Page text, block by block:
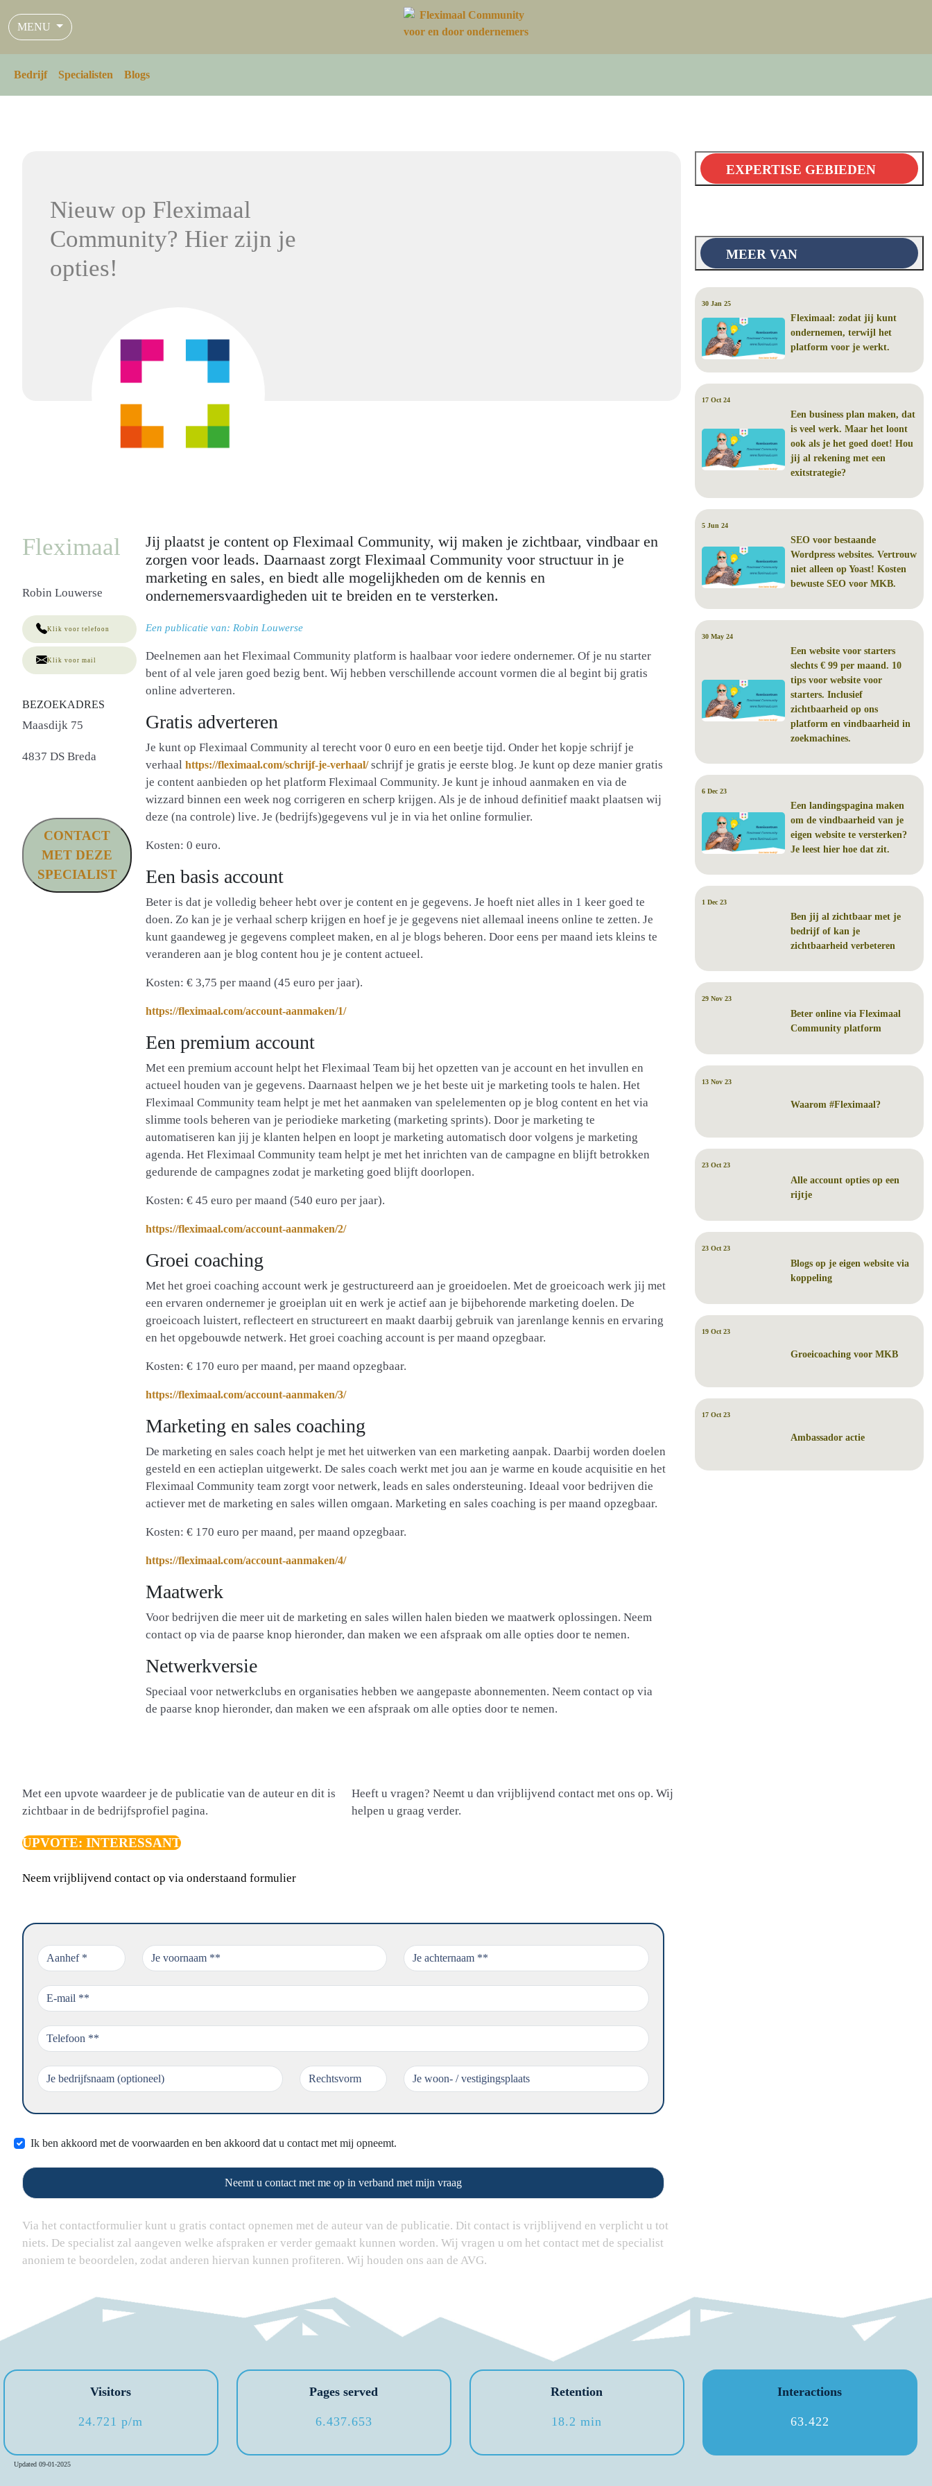
MENU
Bedrijf Specialisten Blogs
Nieuw op Fleximaal
Community? Hier zijn je
opties!
Fleximaal
Robin Louwerse
Klik voor telefoon
Klik voor mail
BEZOEKADRES
Maasdijk 75
4837 DS Breda
CONTACT
MET DEZE
SPECIALIST
Jij plaatst je content op Fleximaal Community, wij maken je zichtbaar, vindbaar en
zorgen voor leads. Daarnaast zorgt Fleximaal Community voor structuur in je
marketing en sales, en biedt alle mogelijkheden om de kennis en
ondernemersvaardigheden uit te breiden en te versterken.
Een publicatie van: Robin Louwerse
Deelnemen aan het Fleximaal Community platform is haalbaar voor iedere ondernemer. Of je nu starter
bent of al vele jaren goed bezig bent. Wij hebben verschillende account vormen die al begint bij gratis
online adverteren.
Gratis adverteren
Je kunt op Fleximaal Community al terecht voor 0 euro en een beetje tijd. Onder het kopje schrijf je
verhaalhttps://fleximaal.com/schrijf-je-verhaal/schrijf je gratis je eerste blog. Je kunt op deze manier gratis
je content aanbieden op het platform Fleximaal Community. Je kunt je inhoud aanmaken en via de
wizzard binnen een week nog corrigeren en scherp krijgen. Als je de inhoud definitief maakt plaatsen wij
deze (na controle) live. Je (bedrijfs)gegevens vul je in via het online formulier.
Kosten: 0 euro.
Een basis account
Beter is dat je volledig beheer hebt over je content en je gegevens. Je hoeft niet alles in 1 keer goed te
doen. Zo kan je je verhaal scherp krijgen en hoef je je gegevens niet allemaal ineens online te zetten. Je
kunt gaandeweg je gegevens compleet maken, en al je blogs beheren. Door eens per maand iets kleins te
veranderen aan je blog content hou je je content actueel.
Kosten: € 3,75 per maand (45 euro per jaar).
https://fleximaal.com/account-aanmaken/1/
Een premium account
Met een premium account helpt het Fleximaal Team bij het opzetten van je account en het invullen en
actueel houden van je gegevens. Daarnaast helpen we je het beste uit je marketing tools te halen. Het
Fleximaal Community team helpt je met het aanmaken van spelelementen op je blog content en het via
slimme tools beheren van je periodieke marketing (marketing sprints). Door je marketing te
automatiseren kan jij je klanten helpen en loopt je marketing automatisch door volgens je marketing
agenda. Het Fleximaal Community team helpt je met het inrichten van de campagne en blijft betrokken
gedurende de campagnes zodat je marketing goed blijft doorlopen.
Kosten: € 45 euro per maand (540 euro per jaar).
https://fleximaal.com/account-aanmaken/2/
Groei coaching
Met het groei coaching account werk je gestructureerd aan je groeidoelen. Met de groeicoach werk jij met
een ervaren ondernemer je groeiplan uit en werk je actief aan je bijbehorende marketing doelen. De
groeicoach luistert, reflecteert en structureert en maakt daarbij gebruik van jarenlange kennis en ervaring
en het opgebouwde netwerk. Het groei coaching account is per maand opzegbaar.
Kosten: € 170 euro per maand, per maand opzegbaar.
https://fleximaal.com/account-aanmaken/3/
Marketing en sales coaching
De marketing en sales coach helpt je met het uitwerken van een marketing aanpak. Daarbij worden doelen
gesteld en een actieplan uitgewerkt. De sales coach werkt met jou aan je warme en koude acquisitie en het
Fleximaal Community team zorgt voor netwerk, leads en sales ondersteuning. Ideaal voor bedrijven die
actiever met de marketing en sales willen omgaan. Marketing en sales coaching is per maand opzegbaar.
Kosten: € 170 euro per maand, per maand opzegbaar.
https://fleximaal.com/account-aanmaken/4/
Maatwerk
Voor bedrijven die meer uit de marketing en sales willen halen bieden we maatwerk oplossingen. Neem
contact op via de paarse knop hieronder, dan maken we een afspraak om alle opties door te nemen.
Netwerkversie
Speciaal voor netwerkclubs en organisaties hebben we aangepaste abonnementen. Neem contact op via
de paarse knop hieronder, dan maken we een afspraak om alle opties door te nemen.
Met een upvote waardeer je de publicatie van de auteur en dit is
zichtbaar in de bedrijfsprofiel pagina.
UPVOTE: INTERESSANT
Heeft u vragen? Neemt u dan vrijblijvend contact met ons op. Wij
helpen u graag verder.
Neem vrijblijvend contact op via onderstaand formulier
Ik ben akkoord met de voorwaarden en ben akkoord dat u contact met mij opneemt.
Neemt u contact met me op in verband met mijn vraag
Via het contactformulier kunt u gratis contact opnemen met de auteur van de publicatie. Dit contact is vrijblijvend en verplicht u tot
niets. De specialist zal aangeven welke afspraken er verder gemaakt kunnen worden. Wij vragen u om het contact met de specialist
anoniem te beoordelen, zodat anderen hiervan kunnen profiteren. Wij houden ons aan de AVG.
EXPERTISE GEBIEDEN
MEER VAN
30 Jan 25
Fleximaal: zodat jij kunt
ondernemen, terwijl het
platform voor je werkt.
17 Oct 24
Een business plan maken, dat
is veel werk. Maar het loont
ook als je het goed doet! Hou
jij al rekening met een
exitstrategie?
5 Jun 24
SEO voor bestaande
Wordpress websites. Vertrouw
niet alleen op Yoast! Kosten
bewuste SEO voor MKB.
30 May 24
Een website voor starters
slechts € 99 per maand. 10
tips voor website voor
starters. Inclusief
zichtbaarheid op ons
platform en vindbaarheid in
zoekmachines.
6 Dec 23
Een landingspagina maken
om de vindbaarheid van je
eigen website te versterken?
Je leest hier hoe dat zit.
1 Dec 23
Ben jij al zichtbaar met je
bedrijf of kan je
zichtbaarheid verbeteren
29 Nov 23
Beter online via Fleximaal
Community platform
13 Nov 23
Waarom #Fleximaal?
23 Oct 23
Alle account opties op een
rijtje
23 Oct 23
Blogs op je eigen website via
koppeling
19 Oct 23
Groeicoaching voor MKB
17 Oct 23
Ambassador actie
Visitors
24.721 p/m
Pages served
6.437.653
Retention
18.2 min
Interactions
63.422
Updated 09-01-2025